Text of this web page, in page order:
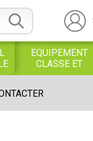
EQUIPEMENT
CLASSE ET
BUREAU